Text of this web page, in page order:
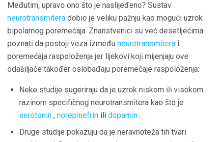
Međutim, upravo ono što je naslijeđeno? Sustav
neurotransmitera dobio je veliku pažnju kao mogući uzrok
bipolarnog poremećaja. Znanstvenici su već desetljećima
poznati da postoji veza između neurotransmitera i
poremećaja raspoloženja jer lijekovi koji mijenjaju ove
odašiljače također oslobađaju poremećaje raspoloženja:
Neke studije sugeriraju da je uzrok niskom ili visokom
razinom specifičnog neurotransmitera kao što je
serotonin , norepinefrin ili dopamin .
Druge studije pokazuju da je neravnoteža tih tvari